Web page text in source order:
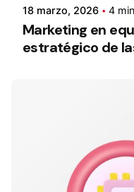
18 marzo, 2026 4 min
Marketing en
estratégico de